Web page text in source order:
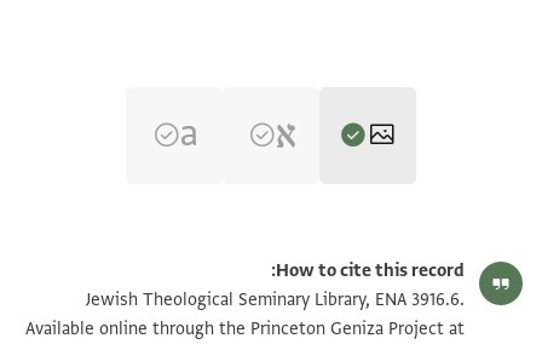
ENA 3916.6 verso הגדל וסובב
How to cite this record:
Jewish Theological Seminary Library, ENA 3916.6.
Available online through the Princeton Geniza Project at